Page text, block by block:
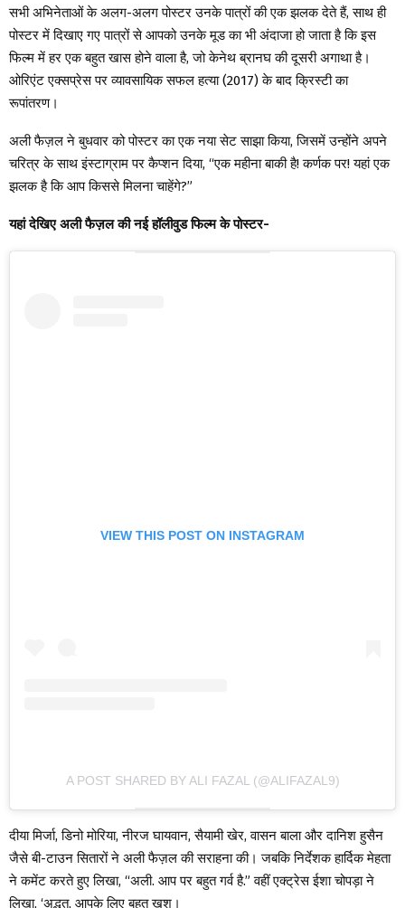
सभी अभिनेताओं के अलग-अलग पोस्टर उनके पात्रों की एक झलक देते हैं, साथ ही
पोस्टर में दिखाए गए पात्रों से आपको उनके मूड का भी अंदाजा हो जाता है कि इस
फिल्म में हर एक बहुत खास होने वाला है, जो केनेथ ब्रानघ की दूसरी अगाथा है।
ओरिएंट एक्सप्रेस पर व्यावसायिक सफल हत्या (2017) के बाद क्रिस्टी का
रूपांतरण।
अली फैज़ल ने बुधवार को पोस्टर का एक नया सेट साझा किया, जिसमें उन्होंने अपने
चरित्र के साथ इंस्टाग्राम पर कैप्शन दिया, “एक महीना बाकी है! कर्णक पर! यहां एक
झलक है कि आप किससे मिलना चाहेंगे?”
यहां देखिए अली फैज़ल की नई हॉलीवुड फिल्म के पोस्टर-
VIEW THIS POST ON INSTAGRAM
A POST SHARED BY ALI FAZAL (@ALIFAZAL9)
दीया मिर्जा, डिनो मोरिया, नीरज घायवान, सैयामी खेर, वासन बाला और दानिश हुसैन
जैसे बी-टाउन सितारों ने अली फैज़ल की सराहना की। जबकि निर्देशक हार्दिक मेहता
ने कमेंट करते हुए लिखा, “अली. आप पर बहुत गर्व है.” वहीं एक्ट्रेस ईशा चोपड़ा ने
लिखा, ‘अद्भुत, आपके लिए बहुत खुश।